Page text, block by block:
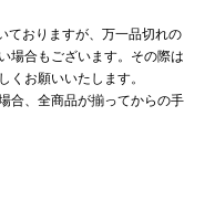
ておりますが、万一品切れの
場合もございます。その際は
くお願いいたします。
合、全商品が揃ってからの手